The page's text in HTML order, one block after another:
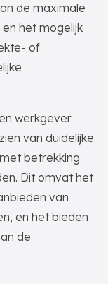
de maximale
het mogelijk
of
werkgever
van duidelijke
betrekking
Dit omvat het
van
en het bieden
de